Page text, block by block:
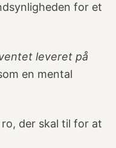
for et
leveret på
en mental
der skal til for at